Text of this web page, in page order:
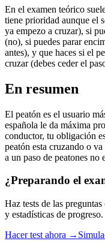
En el examen teórico
tiene prioridad aunque el
ya empezo a cruzar), si
(no), si puedes parar
antes), y que haces si el
cruzar (debes ceder el
En resumen
El peatón es el usuario
española le da máxima
conductor, tu obligación
peatón esta cruzando o
a un paso de peatones
¿Preparando el
Haz tests de las
y estadísticas de
Hacer test ahora →